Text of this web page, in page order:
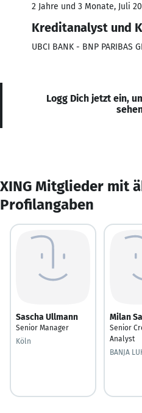
2 Jahre und 3 Monate, Juli
Kreditanalyst und
UBCI BANK - BNP PARIBAS
Logg Dich jetzt ein,
XING Mitglieder mit
Profilangaben
Sascha Ullmann
Senior Manager
Köln
Milan
Senior
Analyst
BANJA